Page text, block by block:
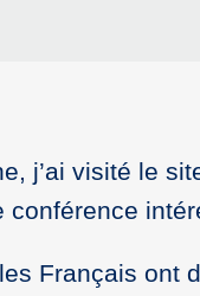
j’ai visité le
Français ont